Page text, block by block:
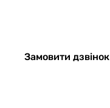
Замовити дзвінок